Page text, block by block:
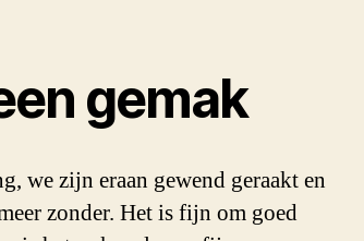
gemak
we zijn eraan gewend geraakt en
zonder. Het is fijn om goed